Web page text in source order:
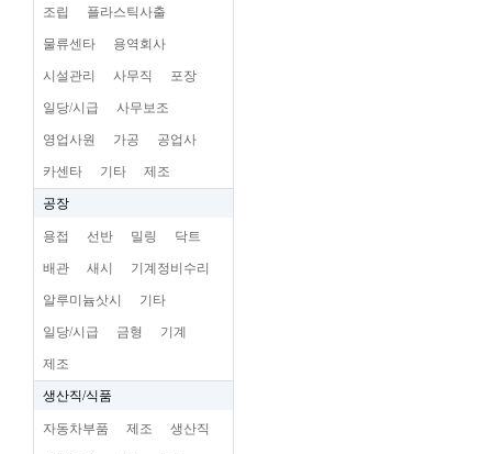
조립 플라스틱사출
물류센타 용역회사
시설관리 사무직 포장
일당/시급 사무보조
영업사원 가공 공업사
카센타 기타 제조
공장
용접 선반 밀링 닥트
배관 새시 기계정비수리
알루미늄삿시 기타
일당/시급 금형 기계
제조
생산직/식품
자동차부품 제조 생산직